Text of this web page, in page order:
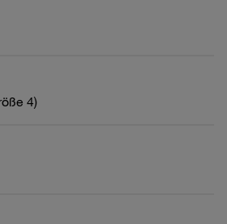
4)